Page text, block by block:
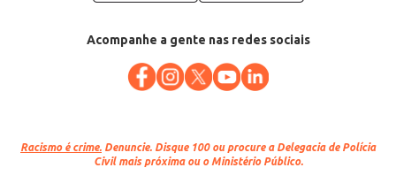
Acompanhe a gente nas redes sociais
Racismo é crime. Denuncie. Disque 100 ou procure a Delegacia de Polícia
Civil mais próxima ou o Ministério Público.